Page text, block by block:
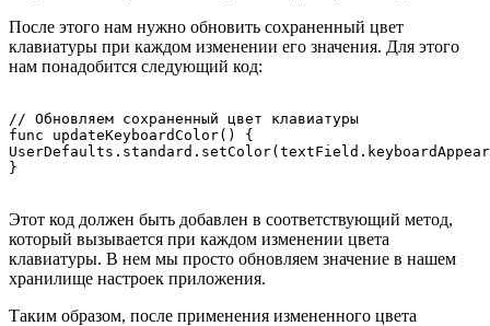
После этого нам нужно обновить сохраненный цвет
клавиатуры при каждом изменении его значения. Для этого
нам понадобится следующий код:
// Обновляем сохраненный цвет клавиатуры
func updateKeyboardColor() {
Этот код должен быть добавлен в соответствующий метод,
который вызывается при каждом изменении цвета
клавиатуры. В нем мы просто обновляем значение в нашем
хранилище настроек приложения.
Таким образом, после применения измененного цвета